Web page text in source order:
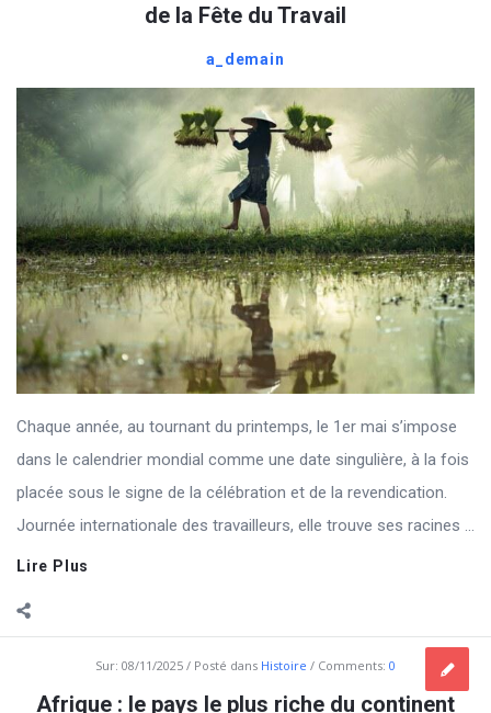
de la Fête du Travail
a_demain
Chaque année, au tournant du printemps, le 1er mai s’impose
dans le calendrier mondial comme une date singulière, à la fois
placée sous le signe de la célébration et de la revendication.
Journée internationale des travailleurs, elle trouve ses racines ...
Lire Plus
Sur: 08/11/2025 Posté dans Histoire Comments: 0
Afrique : le pays le plus riche du continent